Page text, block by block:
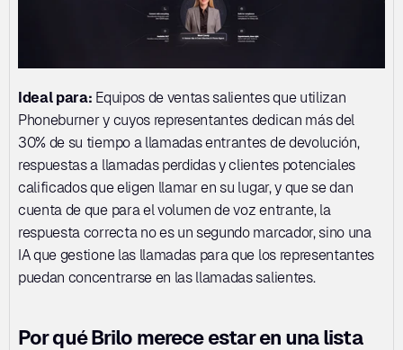
Ideal para: Equipos de ventas salientes que utilizan
Phoneburner y cuyos representantes dedican más del
30% de su tiempo a llamadas entrantes de devolución,
respuestas a llamadas perdidas y clientes potenciales
calificados que eligen llamar en su lugar, y que se dan
cuenta de que para el volumen de voz entrante, la
respuesta correcta no es un segundo marcador, sino una
IA que gestione las llamadas para que los representantes
puedan concentrarse en las llamadas salientes.
Por qué Brilo merece estar en una lista